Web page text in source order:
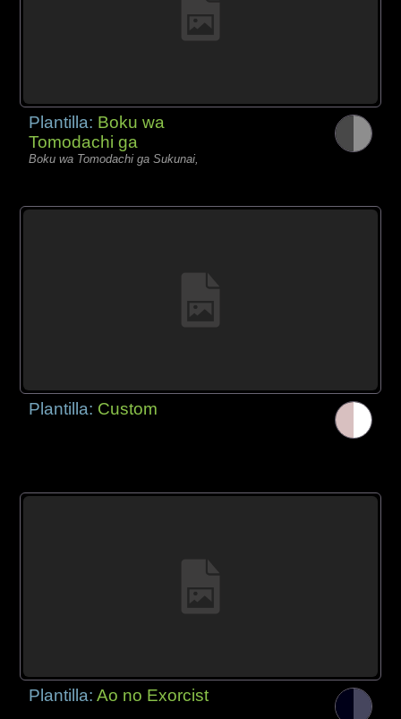
Plantilla: Boku wa
Tomodachi ga
Boku wa Tomodachi ga Sukunai,
Plantilla: Custom
Plantilla:Ao no Exorcist